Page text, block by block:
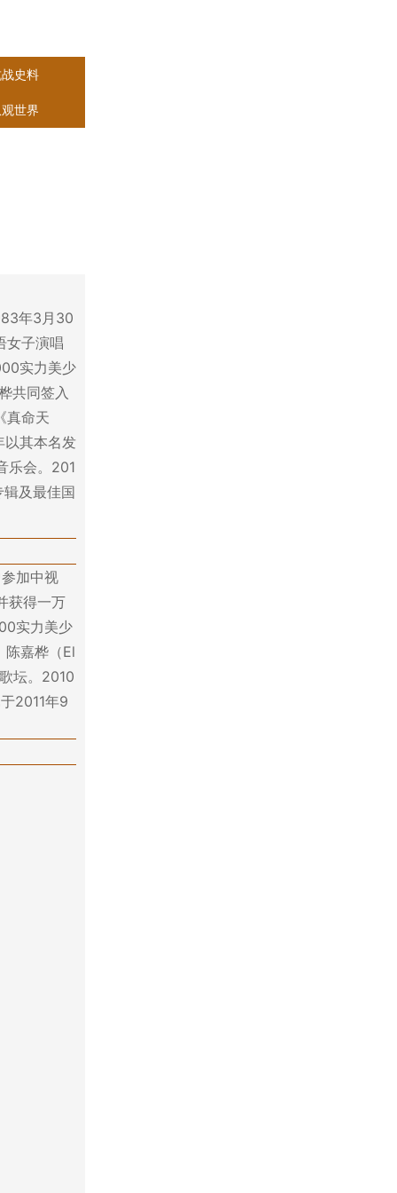
史料
世界
年3月30
女子演唱
实力美少
共同签入
真命天
以其本名发
乐会。201
及最佳国
加中视
获得一万
实力美少
陈嘉桦（El
坛。2010
2011年9